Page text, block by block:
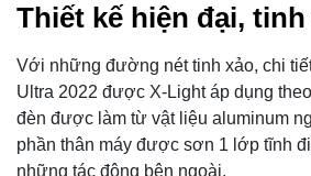
Thiết kế hiện đại, tinh
Với những đường nét tinh xảo, chi
Ultra 2022 được X-Light áp dụng
đèn được làm từ vật liệu aluminum
phần thân máy được sơn 1 lớp tĩnh
những tác động bên ngoài.